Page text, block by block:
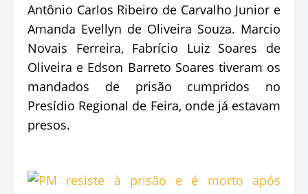
Antônio Carlos Ribeiro de Carvalho Junior e
Amanda Evellyn de Oliveira Souza. Marcio
Novais Ferreira, Fabrício Luiz Soares de
Oliveira e Edson Barreto Soares tiveram os
mandados de prisão cumpridos no
Presídio Regional de Feira, onde já estavam
presos.